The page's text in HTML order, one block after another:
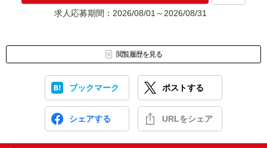
求人応募期間：2026/08/01～2026/08/31
閲覧履歴を見る
ブックマーク ポストする
シェアする URLをシェア